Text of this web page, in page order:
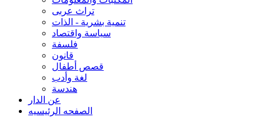
تراث عربى
تنمية بشرية - الذات
سياسة واقتصاد
فلسفة
قانون
قصص أطفال
لغة وأدب
هندسة
عن الدار
الصفحه الرئيسيه